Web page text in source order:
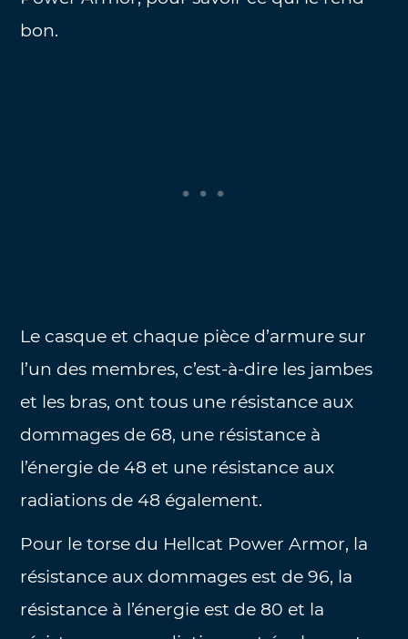
bon.
Le casque et chaque pièce d’armure sur
l’un des membres, c’est-à-dire les jambes
et les bras, ont tous une résistance aux
dommages de 68, une résistance à
l’énergie de 48 et une résistance aux
radiations de 48 également.
Pour le torse du Hellcat Power Armor, la
résistance aux dommages est de 96, la
résistance à l’énergie est de 80 et la